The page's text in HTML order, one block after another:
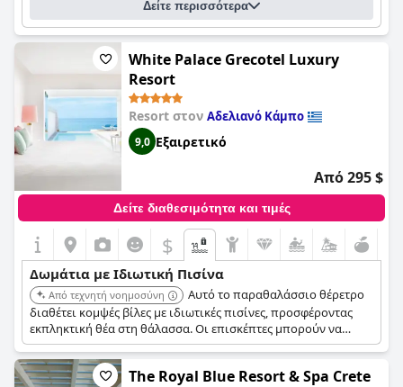
περιβάλλοντος προσθέτουν στην ευελιξία και την
ελκυστικότητα της εμπειρίας της βίλας. Είτε πρόκειται για
οικογενειακές διακοπές, είτε για μια απόδραση με φίλους, είτε
για μια ρομαντική απόδραση, η Villa Vagelia και οι ιδιωτικές
πισίνες της αποτελούν ένα ευχάριστο και γαλήνιο κατάλυμα.
Δείτε περισσότερα
White Palace Grecotel Luxury
Resort
Resort στον Αδελιανό Κάμπο
9,0 Εξαιρετικό
Από 295 $
Δείτε διαθεσιμότητα και τιμές
$
Δωμάτια με Ιδιωτική Πισίνα
Από τεχνητή νοημοσύνη
Αυτό το παραθαλάσσιο θέρετρο
διαθέτει κομψές βίλες με ιδιωτικές πισίνες, προσφέροντας
εκπληκτική θέα στη θάλασσα. Οι επισκέπτες μπορούν να
απολαύσουν μια ιδιωτική και πολυτελή εμπειρία στην
πισίνα, ενώ έχουν πρόσβαση στις διάφορες εγκαταστάσεις και
υπηρεσίες του θέρετρου.The Royal Blue Resort & Spa Crete